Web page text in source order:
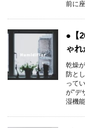
前に
●【
ゃれ
乾燥
防と
って
が"デ
湿機